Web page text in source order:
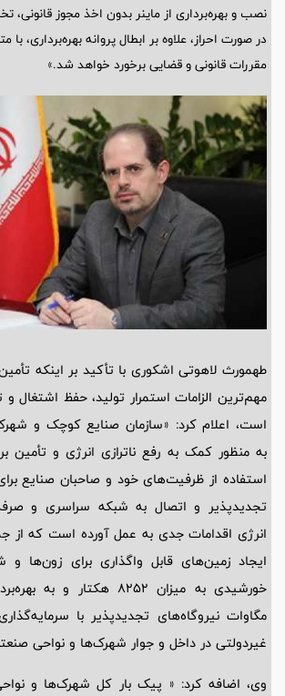
نصب و بهره‌برداری از ماینر بدون اخذ مجوز
در صورت احراز، علاوه بر ابطال پروانه بهره‌برداری، با
مقررات قانونی و قضایی برخورد خواهد شد.»
طهمورث لاهوتی اشکوری با تأکید بر اینکه
مهم‌ترین الزامات استمرار تولید، حفظ اشتغال و
است، اعلام کرد: «سازمان صنایع کوچک و
به منظور کمک به رفع ناترازی انرژی و تأمین
استفاده از ظرفیت‌های خود و صاحبان صنایع
تجدیدپذیر و اتصال به شبکه سراسری و
انرژی اقدامات جدی به عمل آورده است که از
ایجاد زمین‌های قابل واگذاری برای
مگاوات نیروگاه‌های تجدیدپذیر با
غیردولتی در داخل و جوار شهرک‌ها و نواحی
وی، اضافه کرد: « پیک بار کل شهرک‌ها و